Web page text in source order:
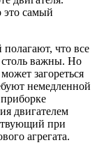
это самый
полагают, что все
столь важны. Но
загореться
немедленной
двигателем
при
агрегата.